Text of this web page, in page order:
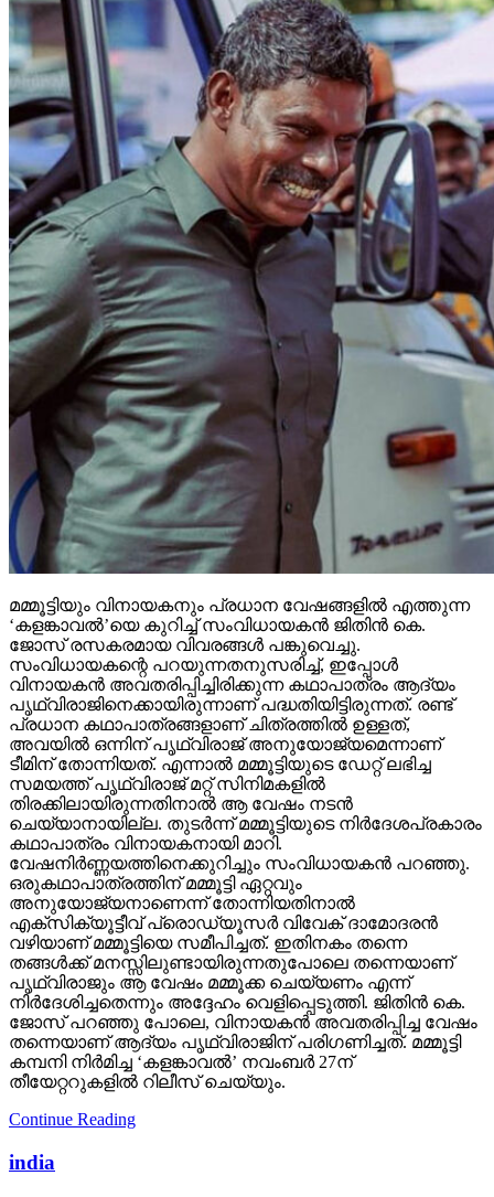
മമ്മൂട്ടിയും വിനായകനും പ്രധാന വേഷങ്ങളില്‍ എത്തുന്ന
‘കളങ്കാവല്‍’യെ കുറിച്ച് സംവിധായകന്‍ ജിതിന്‍ കെ.
ജോസ് രസകരമായ വിവരങ്ങള്‍ പങ്കുവെച്ചു.
സംവിധായകന്റെ പറയുന്നതനുസരിച്ച്, ഇപ്പോള്‍
വിനായകന്‍ അവതരിപ്പിച്ചിരിക്കുന്ന കഥാപാത്രം ആദ്യം
പൃഥ്വിരാജിനെക്കായിരുന്നാണ് പദ്ധതിയിട്ടിരുന്നത്. രണ്ട്
പ്രധാന കഥാപാത്രങ്ങളാണ് ചിത്രത്തില്‍ ഉള്ളത്,
അവയില്‍ ഒന്നിന് പൃഥ്വിരാജ് അനുയോജ്യമെന്നാണ്
ടീമിന് തോന്നിയത്. എന്നാല്‍ മമ്മൂട്ടിയുടെ ഡേറ്റ് ലഭിച്ച
സമയത്ത് പൃഥ്വിരാജ് മറ്റ് സിനിമകളില്‍
തിരക്കിലായിരുന്നതിനാല്‍ ആ വേഷം നടന്‍
ചെയ്യാനായില്ല. തുടര്‍ന്ന് മമ്മൂട്ടിയുടെ നിര്‍ദേശപ്രകാരം
കഥാപാത്രം വിനായകനായി മാറി.
വേഷനിര്‍ണ്ണയത്തിനെക്കുറിച്ചും സംവിധായകന്‍ പറഞ്ഞു.
ഒരുകഥാപാത്രത്തിന് മമ്മൂട്ടി ഏറ്റവും
അനുയോജ്യനാണെന്ന് തോന്നിയതിനാല്‍
എക്‌സിക്യൂട്ടീവ് പ്രൊഡ്യൂസര്‍ വിവേക് ദാമോദരന്‍
വഴിയാണ് മമ്മൂട്ടിയെ സമീപിച്ചത്. ഇതിനകം തന്നെ
തങ്ങള്‍ക്ക് മനസ്സിലുണ്ടായിരുന്നതുപോലെ തന്നെയാണ്
പൃഥ്വിരാജും ആ വേഷം മമ്മൂക്ക ചെയ്യണം എന്ന്
നിര്‍ദേശിച്ചതെന്നും അദ്ദേഹം വെളിപ്പെടുത്തി. ജിതിന്‍ കെ.
ജോസ് പറഞ്ഞു പോലെ, വിനായകന്‍ അവതരിപ്പിച്ച വേഷം
തന്നെയാണ് ആദ്യം പൃഥ്വിരാജിന് പരിഗണിച്ചത്. മമ്മൂട്ടി
കമ്പനി നിര്‍മിച്ച ‘കളങ്കാവല്‍’ നവംബര്‍ 27ന്
തീയേറ്ററുകളില്‍ റിലീസ് ചെയ്യും.
Continue Reading
india